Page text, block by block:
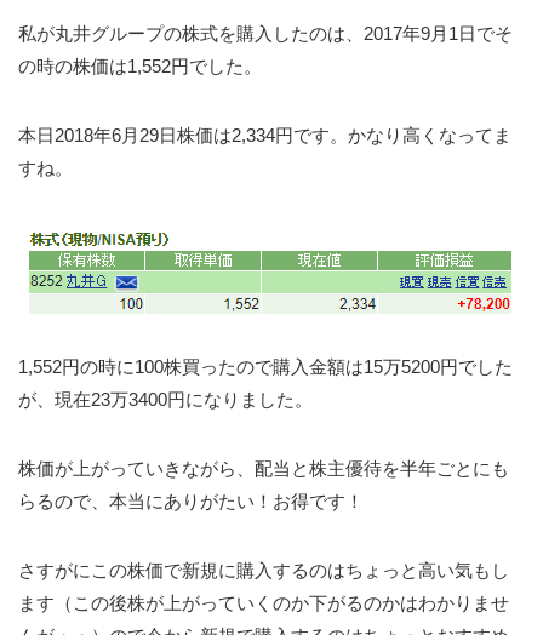
私が丸井グループの株式を購入したのは、2017年9月1日でそ
の時の株価は1,552円でした。
本日2018年6月29日株価は2,334円です。かなり高くなってま
すね。
1,552円の時に100株買ったので購入金額は15万5200円でした
が、現在23万3400円になりました。
株価が上がっていきながら、配当と株主優待を半年ごとにも
らるので、本当にありがたい！お得です！
さすがにこの株価で新規に購入するのはちょっと高い気もし
ます（この後株が上がっていくのか下がるのかはわかりませ